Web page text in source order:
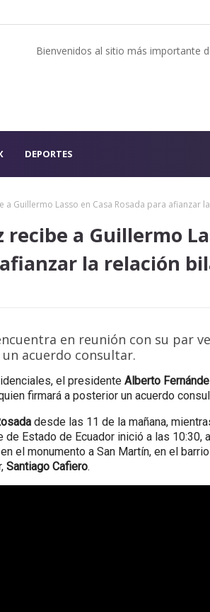
Bienvenidos al sitio más importante
DEPORTES
a Guillermo Lasso en Casa Rosada para afianzar
a Guillermo
afianzar la relación
en reunión con su par
acuerdo consultar.
el presidente Alberto
firmará a posterior un acuerdo
desde las 11 de la mañana,
Estado de Ecuador inició a las 10:30,
el monumento a San Martín, en el
Santiago Cafiero.